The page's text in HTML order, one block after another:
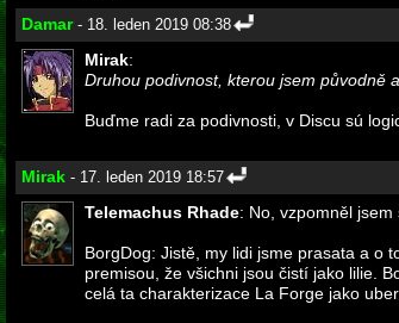
Damar- 18. leden 2019 08:38
Mirak:
Druhou podivnost, kterou jsem původně
Buďme radi za podivnosti, v Discu sú
Mirak - 17. leden 2019 18:57
Telemachus Rhade: No, vzpomněl
BorgDog: Jistě, my lidi jsme prasata a o
premisou, že všichni jsou čistí jako lilie.
celá ta charakterizace La Forge jako